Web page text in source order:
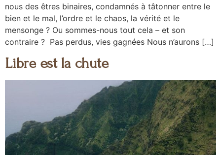
nous des êtres binaires, condamnés à tâtonner entre le
bien et le mal, l’ordre et le chaos, la vérité et le
mensonge ? Ou sommes-nous tout cela – et son
contraire ? Pas perdus, vies gagnées Nous n’aurons […]
Libre est la chute